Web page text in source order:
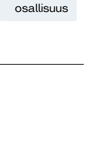
osallisuus